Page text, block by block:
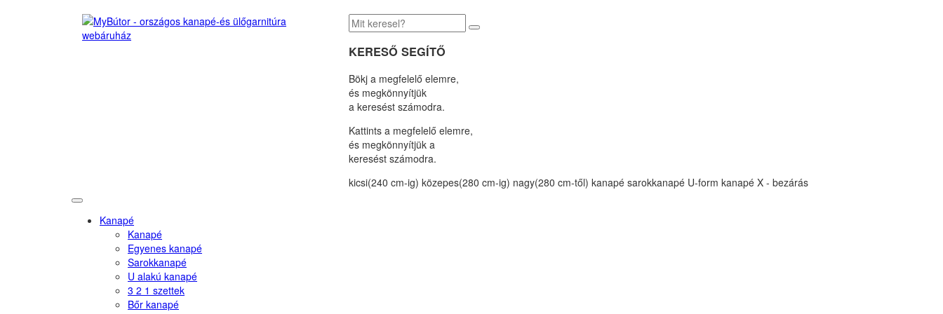
KERESŐ SEGÍTŐ
Bökj a megfelelő elemre,
és megkönnyítjük
a keresést számodra.
Kattints a megfelelő elemre,
és megkönnyítjük a
keresést számodra.
kicsi(240 cm-ig) közepes(280 cm-ig) nagy(280 cm-től) kanapé sarokkanapé U-form kanapé X - bezárás
Kanapé
Kanapé
Egyenes kanapé
Sarokkanapé
U alakú kanapé
3 2 1 szettek
Bőr kanapé